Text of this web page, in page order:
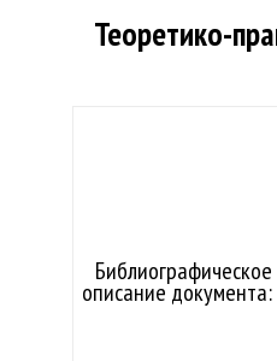
Теоретико-
Библиографическое
описание документа: